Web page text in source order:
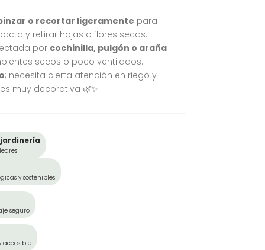
o recortar ligeramente para
y retirar hojas o flores secas.
por cochinilla, pulgón o araña
secos o poco ventilados.
; necesita cierta atención en riego y
muy decorativa 🌿✨.
y sostenibles
seguro
accesible